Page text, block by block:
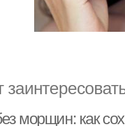
морщин: как